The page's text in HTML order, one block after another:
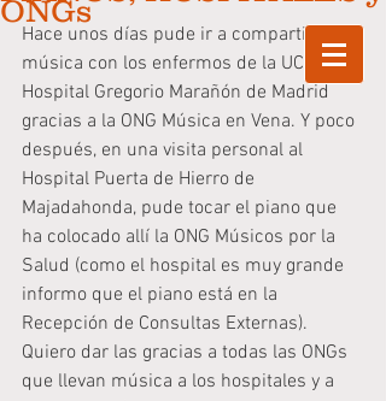
ONGs
Hace unos días pude ir a compartir mi
música con los enfermos de la UCI del
Hospital Gregorio Marañón de Madrid
gracias a la ONG Música en Vena. Y poco
después, en una visita personal al
Hospital Puerta de Hierro de
Majadahonda, pude tocar el piano que
ha colocado allí la ONG Músicos por la
Salud (como el hospital es muy grande
informo que el piano está en la
Recepción de Consultas Externas).
Quiero dar las gracias a todas las ONGs
que llevan música a los hospitales y a